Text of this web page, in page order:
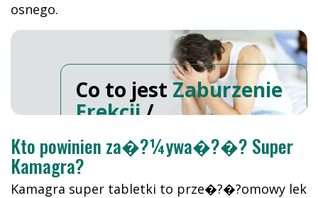
osnego.
Co to jest Zaburzenie
Erekcji/
Przedwczesna
Ejakulacja?
Kto powinien za�?¼ywa�?�? Super
Kamagra?
Kamagra super tabletki to prze�?�?omowy lek